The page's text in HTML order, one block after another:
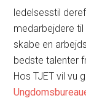
ledelsesstil
medarbejdere
skabe en
bedste talenter
Hos TJET vil vu